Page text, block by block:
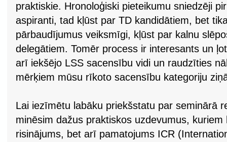
praktiskie. Hronoloģiski pieteikumu sniedzēji
aspiranti, tad kļūst par TD kandidātiem, bet
pārbaudījumus veiksmīgi, kļūst par kalnu
delegātiem. Tomēr process ir interesants un
arī iekšējo LSS sacensību vidi un raudzīties
mērķiem mūsu rīkoto sacensību kategoriju
Lai iezīmētu labāku priekšstatu par seminārā
minēsim dažus praktiskos uzdevumus, kuriem
risinājums, bet arī pamatojums ICR